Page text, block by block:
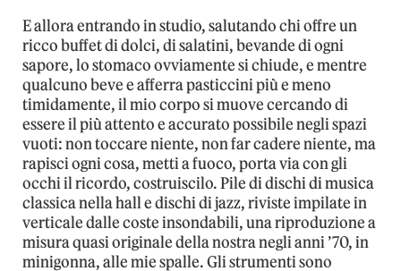
E allora entrando in studio, salutando chi offre un
ricco buffet di dolci, di salatini, bevande di ogni
sapore, lo stomaco ovviamente si chiude, e mentre
qualcuno beve e afferra pasticcini più e meno
timidamente, il mio corpo si muove cercando di
essere il più attento e accurato possibile negli spazi
vuoti: non toccare niente, non far cadere niente, ma
rapisci ogni cosa, metti a fuoco, porta via con gli
occhi il ricordo, costruiscilo. Pile di dischi di musica
classica nella hall e dischi di jazz, riviste impilate in
verticale dalle coste insondabili, una riproduzione a
misura quasi originale della nostra negli anni ’70, in
minigonna, alle mie spalle. Gli strumenti sono